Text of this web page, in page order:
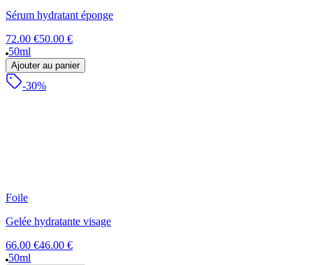
Sérum hydratant éponge
72.00 €50.00 €
50ml
Ajouter au panier
-30%
Foile
Gelée hydratante visage
66.00 €46.00 €
50ml